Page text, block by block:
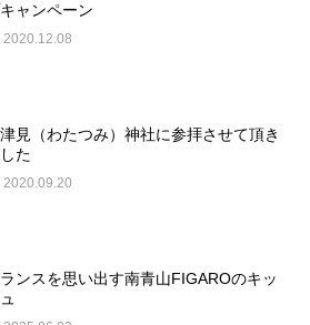
ャンペーン
2020.12.08
見（わたつみ）神社に参拝させて頂き
た
2020.09.20
ンスを思い出す南青山FIGAROのキッ